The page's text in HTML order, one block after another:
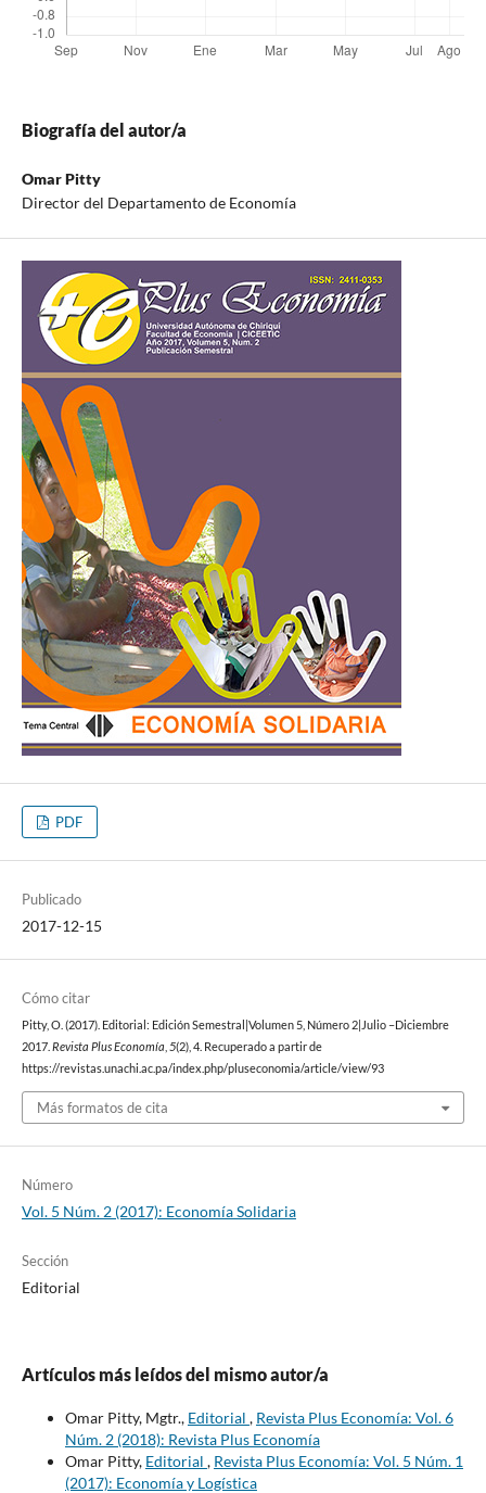
Biografía del autor/a
Omar Pitty
Director del Departamento de Economía
PDF
Publicado
2017-12-15
Cómo citar
Pitty, O. (2017). Editorial: Edición Semestral|Volumen 5, Número 2|Julio –Diciembre
2017. Revista Plus Economía 5(2), 4. Recuperado a partir de
https://revistas.unachi.ac.pa/index.php/pluseconomia/article/view/93
Más formatos de cita
Número
Vol. 5 Núm. 2 (2017): Economía Solidaria
Sección
Editorial
Artículos más leídos del mismo autor/a
Omar Pitty, Mgtr., Editorial , Revista Plus Economía: Vol. 6
Núm. 2 (2018): Revista Plus Economía
Omar Pitty, Editorial , Revista Plus Economía: Vol. 5 Núm. 1
(2017): Economía y Logística